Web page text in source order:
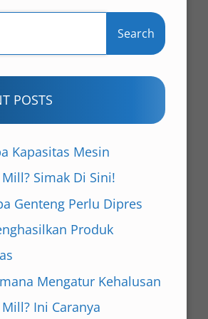
Search
POSTS
Kapasitas Mesin
Simak Di Sini!
Genteng Perlu Dipres
Produk
Mengatur Kehalusan
Ini Caranya